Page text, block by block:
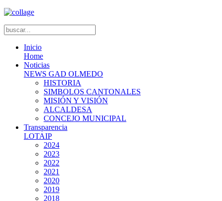
Inicio
Home
Noticias
NEWS GAD OLMEDO
HISTORIA
SIMBOLOS CANTONALES
MISIÓN Y VISIÓN
ALCALDESA
CONCEJO MUNICIPAL
Transparencia
LOTAIP
2024
2023
2022
2021
2020
2019
2018